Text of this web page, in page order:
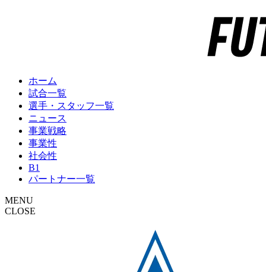
ホーム
試合一覧
選手・スタッフ一覧
ニュース
事業戦略
事業性
社会性
B1
パートナー一覧
MENU
CLOSE